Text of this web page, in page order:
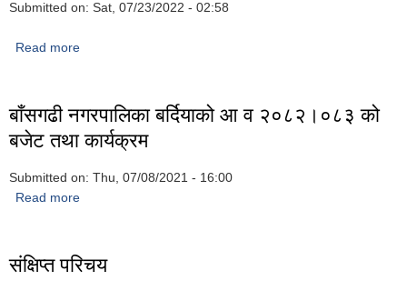
Submitted on: Sat, 07/23/2022 - 02:58
Read more
बाँसगढी नगरपालिका बर्दियाको आ व २०८२।०८३ को
बजेट तथा कार्यक्रम
Submitted on: Thu, 07/08/2021 - 16:00
Read more
संक्षिप्त परिचय